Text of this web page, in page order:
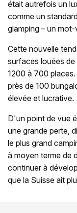
était autrefois un
comme un
glamping – un
Cette nouvelle
surfaces louées
1200 à 700
près de 100
élevée et lucrative.
D'un point de vue
une grande perte,
le plus grand
à moyen terme de
continuer à
que la Suisse ait